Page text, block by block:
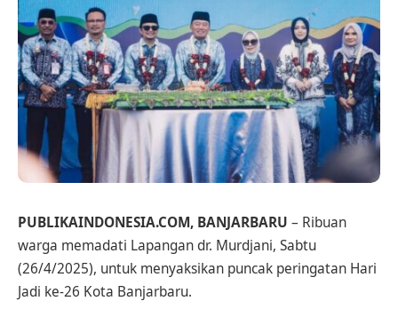
PUBLIKAINDONESIA.COM, BANJARBARU – Ribuan
warga memadati Lapangan dr. Murdjani, Sabtu
(26/4/2025), untuk menyaksikan puncak peringatan Hari
Jadi ke-26 Kota Banjarbaru.